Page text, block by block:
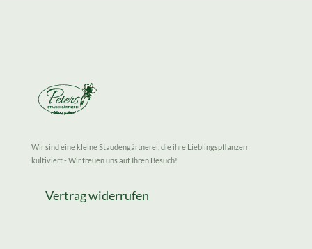
Wir sind eine kleine Staudengärtnerei, die ihre Lieblingspflanzen
kultiviert - Wir freuen uns auf Ihren Besuch!
Vertrag widerrufen